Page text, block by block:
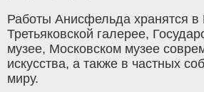
Работы Анисфельда хранятся в
Третьяковской галерее,
музее, Московском музее
искусства, а также в частных
миру.